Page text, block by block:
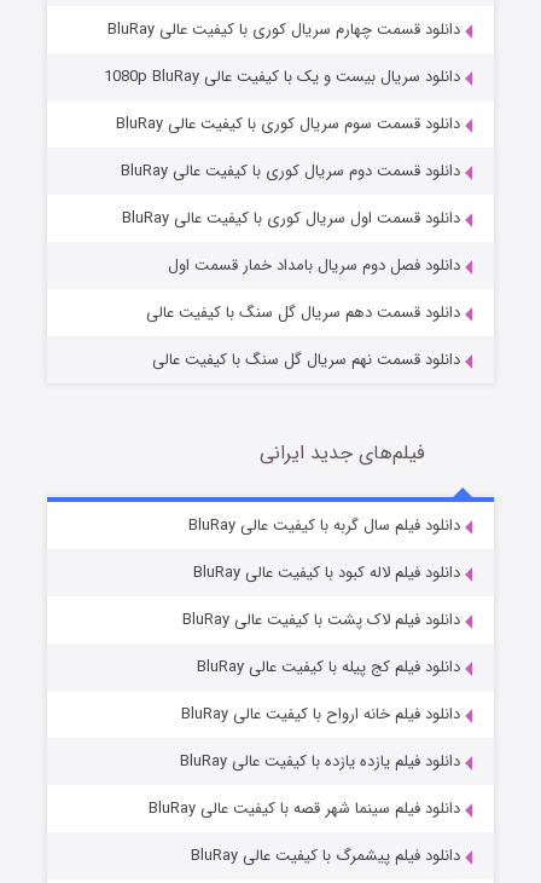
عملیات آپارتمان
قسمت2 (زیرنویس) منتشر شد
قسمت2 (زیرنویس) منتشر شد
دانلود قسمت چهارم سریال کوری با کیفیت عالی BluRay
دانلود سریال بیست و یک با کیفیت عالی 1080p BluRay
دانلود قسمت سوم سریال کوری با کیفیت عالی BluRay
دانلود قسمت دوم سریال کوری با کیفیت عالی BluRay
دانلود قسمت اول سریال کوری با کیفیت عالی BluRay
دانلود فصل دوم سریال بامداد خمار قسمت اول
دانلود قسمت دهم سریال گل سنگ با کیفیت عالی
دانلود قسمت نهم سریال گل سنگ با کیفیت عالی
فیلم‌های جدید ایرانی
دانلود فیلم سال گربه با کیفیت عالی BluRay
دانلود فیلم لاله کبود با کیفیت عالی BluRay
دانلود فیلم لاک پشت با کیفیت عالی BluRay
دانلود فیلم کج‌ پیله با کیفیت عالی BluRay
دانلود فیلم خانه ارواح با کیفیت عالی BluRay
دانلود فیلم یازده یازده با کیفیت عالی BluRay
دانلود فیلم سینما شهر قصه با کیفیت عالی BluRay
دانلود فیلم پیشمرگ با کیفیت عالی BluRay